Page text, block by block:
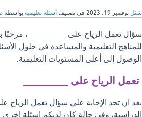
سُئل نوفمبر 19، 2023 في تصنيف أسئلة تعليمية بواسطة
سؤال تعمل الرياح على _________ ،
للمناهج التعليمية والمساعدة في حلول
الوصول إلى أعلى المستويات التعليمية.
تعمل الرياح على _________
بعد ان تجد الإجابة علي سؤال تعمل الرياح
الدراسية، وفي حالة كان لديكم اسئلة